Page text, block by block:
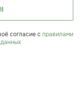
согласие с правилами